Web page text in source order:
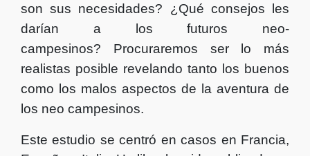
son sus necesidades? ¿Qué consejos les
darían a los futuros neo-
campesinos? Procuraremos ser lo más
realistas posible revelando tanto los buenos
como los malos aspectos de la aventura de
los neo campesinos.
Este estudio se centró en casos en Francia,